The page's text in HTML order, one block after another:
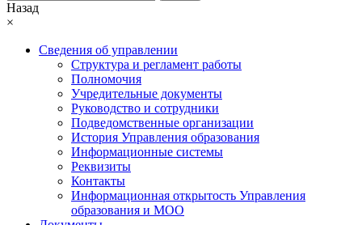
Назад
×
Сведения об управлении
Структура и регламент работы
Полномочия
Учредительные документы
Руководство и сотрудники
Подведомственные организации
История Управления образования
Информационные системы
Реквизиты
Контакты
Информационная открытость Управления
образования и МОО